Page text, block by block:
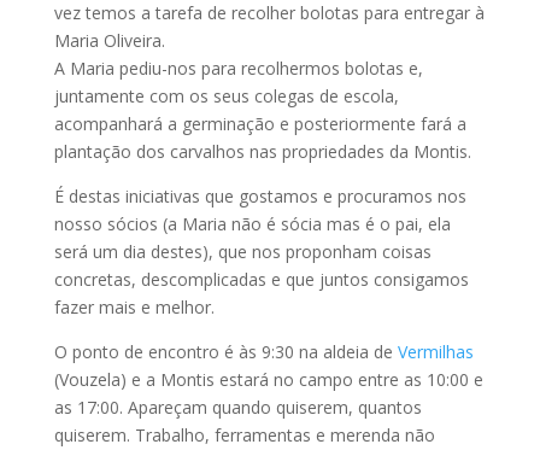
vez temos a tarefa de recolher bolotas para entregar à
Maria Oliveira.
A Maria pediu-nos para recolhermos bolotas e,
juntamente com os seus colegas de escola,
acompanhará a germinação e posteriormente fará a
plantação dos carvalhos nas propriedades da Montis.
É destas iniciativas que gostamos e procuramos nos
nosso sócios (a Maria não é sócia mas é o pai, ela
será um dia destes), que nos proponham coisas
concretas, descomplicadas e que juntos consigamos
fazer mais e melhor.
O ponto de encontro é às 9:30 na aldeia de Vermilhas
(Vouzela) e a Montis estará no campo entre as 10:00 e
as 17:00. Apareçam quando quiserem, quantos
quiserem. Trabalho, ferramentas e merenda não